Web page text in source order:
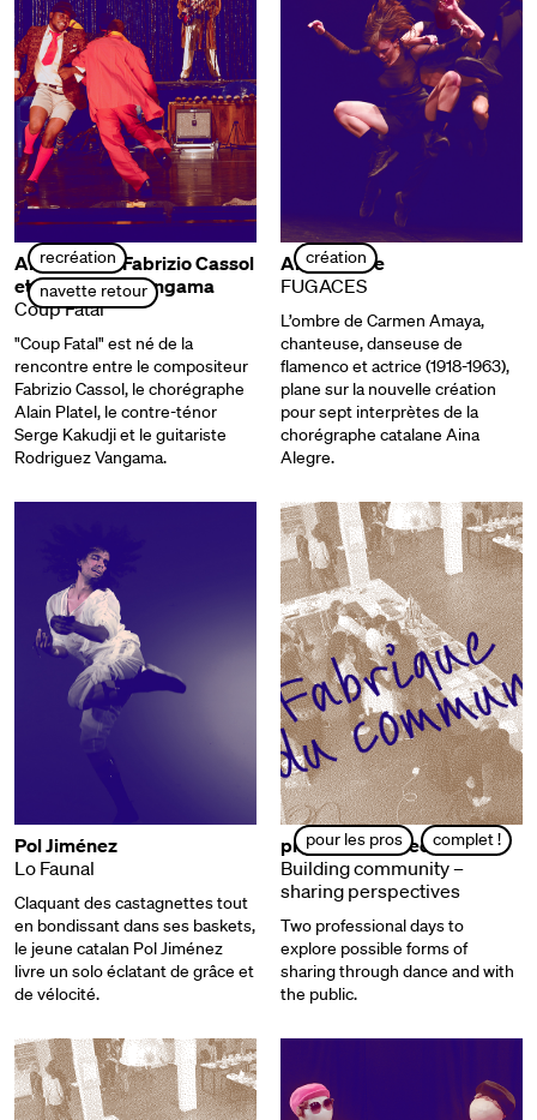
recréation
navette retour
Alain Platel, Fabrizio Cassol
et Rodriguez Vangama
Coup Fatal
"Coup Fatal" est né de la
rencontre entre le compositeur
Fabrizio Cassol, le chorégraphe
Alain Platel, le contre-ténor
Serge Kakudji et le guitariste
Rodriguez Vangama.
création
Aina Alegre
FUGACES
L’ombre de Carmen Amaya,
chanteuse, danseuse de
flamenco et actrice (1918-1963),
plane sur la nouvelle création
pour sept interprètes de la
chorégraphe catalane Aina
Alegre.
Pol Jiménez
Lo Faunal
Claquant des castagnettes tout
en bondissant dans ses baskets,
le jeune catalan Pol Jiménez
livre un solo éclatant de grâce et
de vélocité.
pour les pros complet !
professional meeting
Building community –
sharing perspectives
Two professional days to
explore possible forms of
sharing through dance and with
the public.